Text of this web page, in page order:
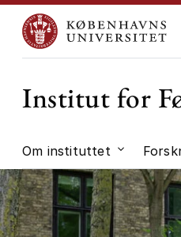
Institut for
Om instituttet